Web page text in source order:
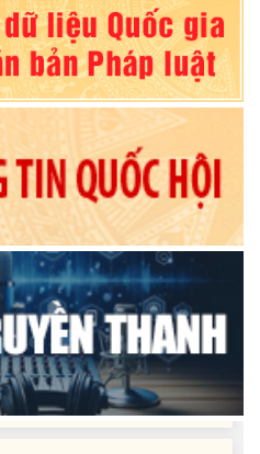
thứ Hai, Hội đồng nhân dân tỉnh
- 2031
Ủy viên Ủy ban nhân dân tỉnh
2031
- TP25
- TP24
- TP23
- TP22